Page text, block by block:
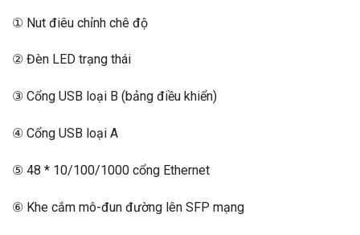
① Nut điêu chỉnh chê độ
② Đèn LED trạng thái
③ Cổng USB loại B (bảng điều khiển)
④ Cổng USB loại A
⑤ 48 * 10/100/1000 cổng Ethernet
⑥ Khe cắm mô-đun đường lên SFP mạng